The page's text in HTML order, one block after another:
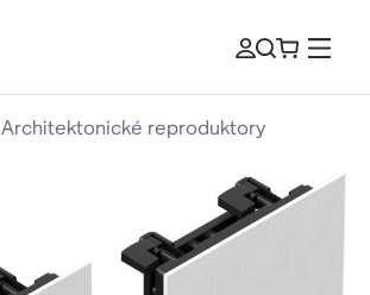
Architektonické reproduktory